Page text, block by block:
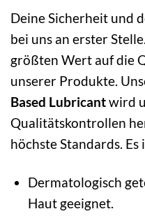
Deine Sicherheit und
bei uns an erster
größten Wert auf die
unserer Produkte.
Based Lubricantwird
Qualitätskontrollen
höchste Standards. Es
Dermatologisch
Haut geeignet.